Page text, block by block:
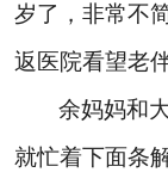
岁了，非常不
返医院看望老伴
余妈妈和
就忙着下面条